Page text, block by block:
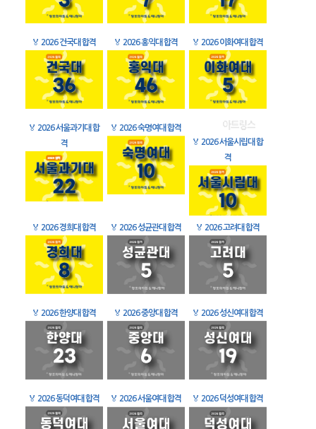
🏅 2026 건국대 합격 🏅 2026 홍익대 합격 🏅 2026 이화여대 합격
🏅 2026 서울과기대 합
격
🏅 2026 숙명여대 합격
🏅 2026 서울시립대 합
격
🏅 2026 경희대 합격 🏅 2026 성균관대 합격 🏅 2026 고려대 합격
🏅 2026 한양대 합격 🏅 2026 중앙대 합격 🏅 2026 성신여대 합격
🏅 2026 동덕여대 합격 🏅 2026 서울여대 합격 🏅 2026 덕성여대 합격